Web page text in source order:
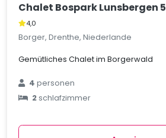
Chalet Bospark Lunsbergen 5
4,0
Borger, Drenthe, Niederlande
Gemütliches Chalet im Borgerwald
4personen
2schlafzimmer